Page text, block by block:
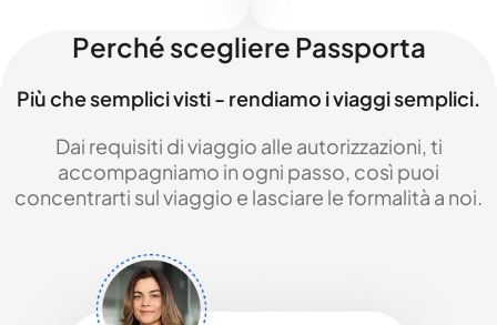
Perché scegliere Passporta
Più che semplici visti - rendiamo i viaggi semplici.
Dai requisiti di viaggio alle autorizzazioni, ti
accompagniamo in ogni passo, così puoi
concentrarti sul viaggio e lasciare le formalità a noi.